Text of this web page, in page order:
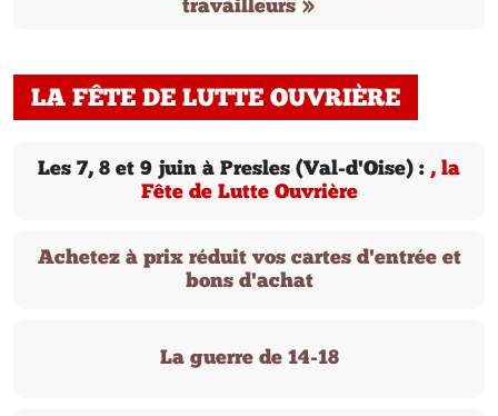
travailleurs »
LA FÊTE DE LUTTE OUVRIÈRE
Les 7, 8 et 9 juin à Presles (Val-d'Oise) : , la
Fête de Lutte Ouvrière
Achetez à prix réduit vos cartes d'entrée et
bons d'achat
La guerre de 14-18